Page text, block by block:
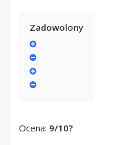
Zadowolony
Ocena: 9/10?